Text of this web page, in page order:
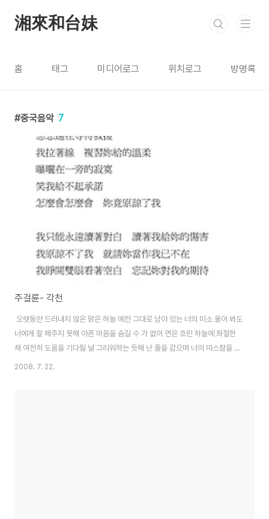
湘來和台妹
홈 태그 미디어로그 위치로그 방명록
중국음악 7
주걸륜- 각천
오랫동안 드러내지 않은 맑은 하늘 예전 그대로 남아 있는 너의 미소 울어 봐도
너에게 잘 해주지 못해 아픈 마음을 숨길 수 가 없어 연은 흐린 하늘에 좌절한
채 여전히 도움을 기다릴 널 그리워하는 듯해 난 줄을 감으며 너의 따스함을 다
시 느껴 내려 째는 한쪽의 적막은 나를 보며 미소지은 채 해줄 수 없는 약속을
2008. 7. 22.